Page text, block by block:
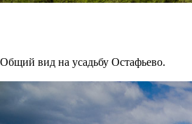
Общий вид на усадьбу Остафьево.